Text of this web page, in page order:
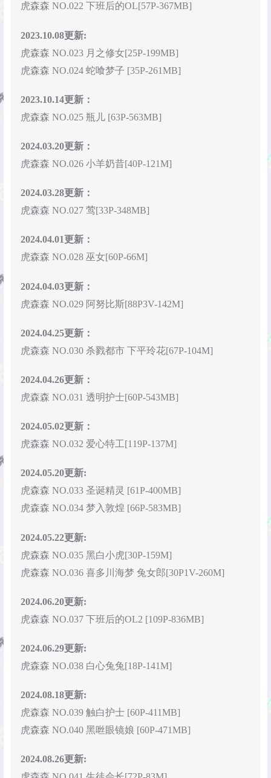
虎森森 NO.022 下班后的OL[57P-367MB]
2023.10.08更新:
虎森森 NO.023 月之修女[25P-199MB]
虎森森 NO.024 蛇喰梦子 [35P-261MB]
2023.10.14更新：
虎森森 NO.025 瓶儿 [63P-563MB]
2024.03.20更新：
虎森森 NO.026 小羊奶昔[40P-121M]
2024.03.28更新：
虎森森 NO.027 莺[33P-348MB]
2024.04.01更新：
虎森森 NO.028 巫女[60P-66M]
2024.04.03更新：
虎森森 NO.029 阿努比斯[88P3V-142M]
2024.04.25更新：
虎森森 NO.030 杀戮都市 下平玲花[67P-104M]
2024.04.26更新：
虎森森 NO.031 透明护士[60P-543MB]
2024.05.02更新：
虎森森 NO.032 爱心特工[119P-137M]
2024.05.20更新:
虎森森 NO.033 圣诞精灵 [61P-400MB]
虎森森 NO.034 梦入敦煌 [66P-583MB]
2024.05.22更新:
虎森森 NO.035 黑白小虎[30P-159M]
虎森森 NO.036 喜多川海梦 兔女郎[30P1V-260M]
2024.06.20更新:
虎森森 NO.037 下班后的OL2 [109P-836MB]
2024.06.29更新:
虎森森 NO.038 白心兔兔[18P-141M]
2024.08.18更新:
虎森森 NO.039 触白护士 [60P-411MB]
虎森森 NO.040 黑咝眼镜娘 [60P-471MB]
2024.08.26更新: